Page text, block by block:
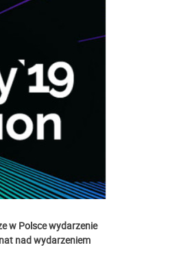
w Polsce wydarzenie
nad wydarzeniem